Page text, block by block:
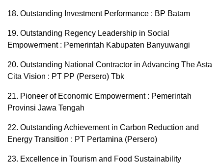
18. Outstanding Investment Performance : BP Batam
19. Outstanding Regency Leadership in Social
Empowerment : Pemerintah Kabupaten Banyuwangi
20. Outstanding National Contractor in Advancing The Asta
Cita Vision : PT PP (Persero) Tbk
21. Pioneer of Economic Empowerment : Pemerintah
Provinsi Jawa Tengah
22. Outstanding Achievement in Carbon Reduction and
Energy Transition : PT Pertamina (Persero)
23. Excellence in Tourism and Food Sustainability